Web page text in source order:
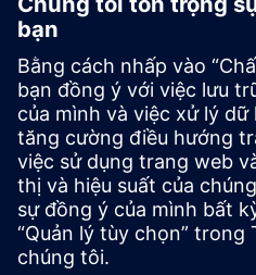
VIỆC LÀM
©Siemens2026
Thông tin doanh nghiệp
Thông báo về quyền riêng tư
Thông báo về cookie